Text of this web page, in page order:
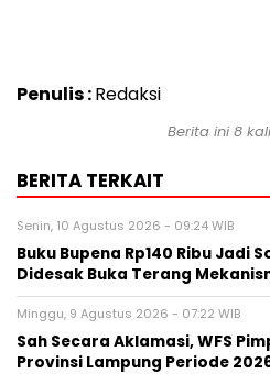
Penulis :Redaksi
Berita ini 8
BERITA TERKAIT
Senin, 10 Agustus 2026 - 09:24 WIB
Buku Bupena Rp140 Ribu Jadi
Didesak Buka Terang
Minggu, 9 Agustus 2026 - 07:22 WIB
Sah Secara Aklamasi, WFS
Provinsi Lampung Periode